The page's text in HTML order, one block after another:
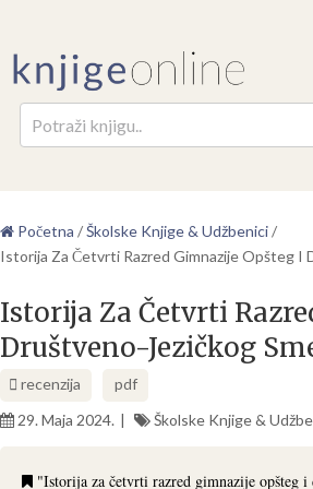
Početna /Školske Knjige & Udžbenici/
Istorija Za Četvrti Razred Gimnazije Opšteg I
Istorija Za Četvrti
Društveno-Jezičkog
recenzija
pdf
29. Maja 2024.
Školske Knjige &
"Istorija za četvrti razred gimnazije opšteg